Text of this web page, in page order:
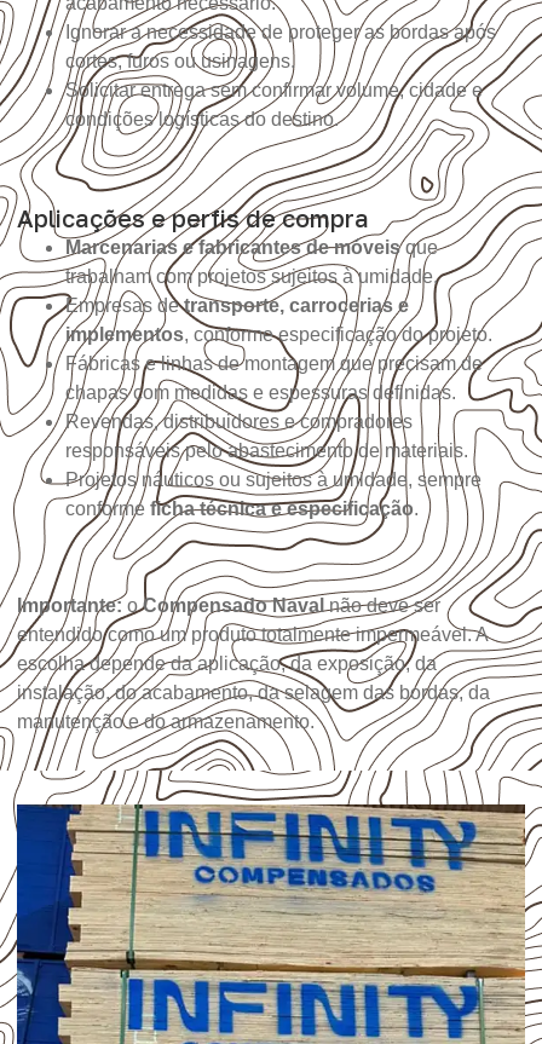
Ignorar a necessidade de proteger as bordas após
cortes, furos ou usinagens.
Solicitar entrega sem confirmar volume, cidade e
condições logísticas do destino.
Aplicações e perfis de compra
Marcenarias e fabricantes de móveisque
trabalham com projetos sujeitos à umidade.
Empresas detransporte, carrocerias e
implementos, conforme especificação do projeto.
Fábricas e linhas de montagem que precisam de
chapas com medidas e espessuras definidas.
Revendas, distribuidores e compradores
responsáveis pelo abastecimento de materiais.
Projetos náuticos ou sujeitos à umidade, sempre
conforme ficha técnica e especificação.
Importante: oCompensado Navalnão deve ser
entendido como um produto totalmente impermeável. A
escolha depende da aplicação, da exposição, da
instalação, do acabamento, da selagem das bordas, da
manutenção e do armazenamento.